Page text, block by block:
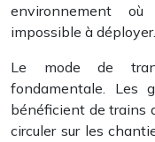
environnement
impossible à déployer.
Le mode de
fondamentale. Les
bénéficient de trains
circuler sur les